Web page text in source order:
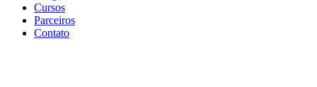
Cursos
Parceiros
Contato